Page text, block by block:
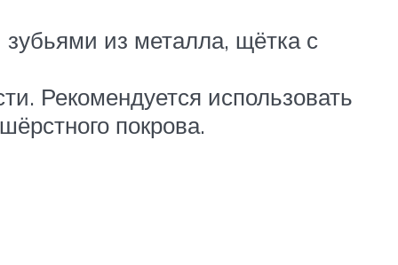
из металла, щётка с
Рекомендуется использовать
покрова.